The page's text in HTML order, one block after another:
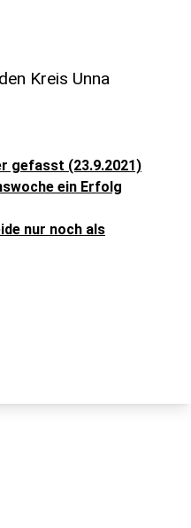
Kreis Unna
gefasst (23.9.2021)
ein Erfolg
nur noch als